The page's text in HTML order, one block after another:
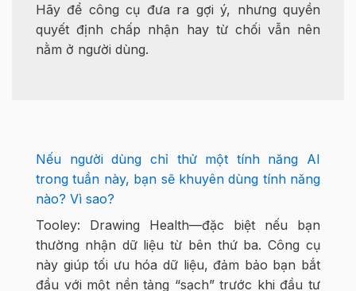
Hãy để công cụ đưa ra gợi ý, nhưng quyền
quyết định chấp nhận hay từ chối vẫn nên
nằm ở người dùng.
Nếu người dùng chỉ thử một tính năng AI
trong tuần này, bạn sẽ khuyên dùng tính năng
nào? Vì sao?
Tooley: Drawing Health—đặc biệt nếu bạn
thường nhận dữ liệu từ bên thứ ba. Công cụ
này giúp tối ưu hóa dữ liệu, đảm bảo bạn bắt
đầu với một nền tảng “sạch” trước khi đầu tư